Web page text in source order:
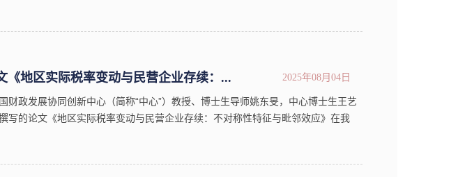
《地区实际税率变动与民营企业存续：... 2025年08月04日
财政发展协同创新中心（简称“中心”）教授、博士生导师姚东旻，中心博士生王艺
写的论文《地区实际税率变动与民营企业存续：不对称性特征与毗邻效应》在我